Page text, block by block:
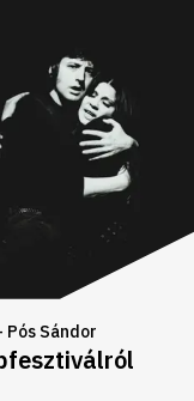
Pós Sándor